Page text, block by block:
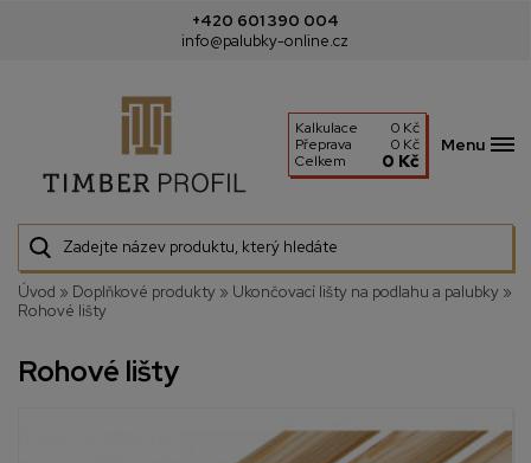
+420 601 390 004
info@palubky-online.cz
Kalkulace
0 Kč
Přeprava
0 Kč
Celkem
0 Kč
Menu
Úvod » Doplňkové produkty » Ukončovací lišty na podlahu a palubky »
Rohové lišty
Rohové lišty